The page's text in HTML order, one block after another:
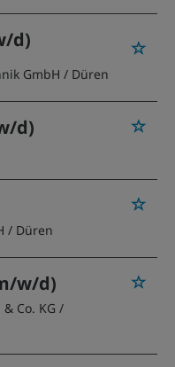
d)
GmbH / Düren
d)
/ Düren
w/d)
Co. KG /